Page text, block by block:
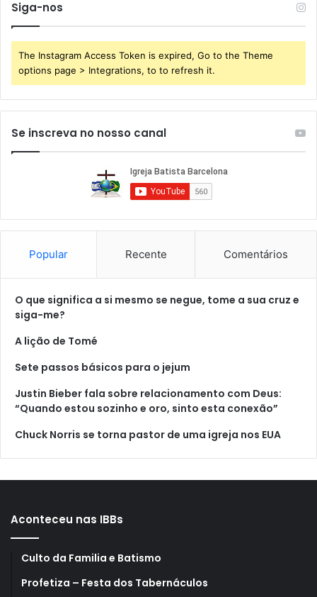
Siga-nos
The Instagram Access Token is expired, Go to the Theme
options page > Integrations, to to refresh it.
Se inscreva no nosso canal
Popular Recente Comentários
O que significa a si mesmo se negue, tome a sua cruz e
siga-me?
A lição de Tomé
Sete passos básicos para o jejum
Justin Bieber fala sobre relacionamento com Deus:
“Quando estou sozinho e oro, sinto esta conexão”
Chuck Norris se torna pastor de uma igreja nos EUA
Aconteceu nas IBBs
Culto da Familia e Batismo
Profetiza – Festa dos Tabernáculos